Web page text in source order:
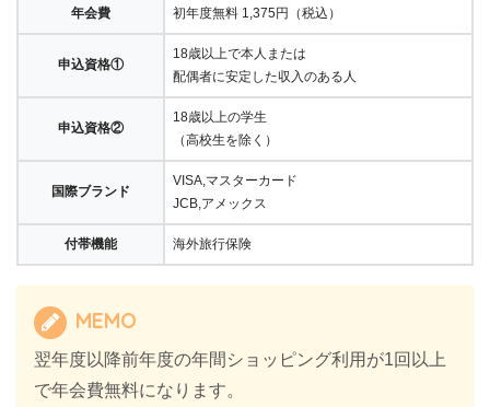
年会費 初年度無料 1,375円（税込）
申込資格①
18歳以上で本人または
配偶者に安定した収入のある人
申込資格②
18歳以上の学生
（高校生を除く）
国際ブランド
VISA,マスターカード
JCB,アメックス
付帯機能 海外旅行保険
MEMO
翌年度以降前年度の年間ショッピング利用が1回以上
で年会費無料になります。